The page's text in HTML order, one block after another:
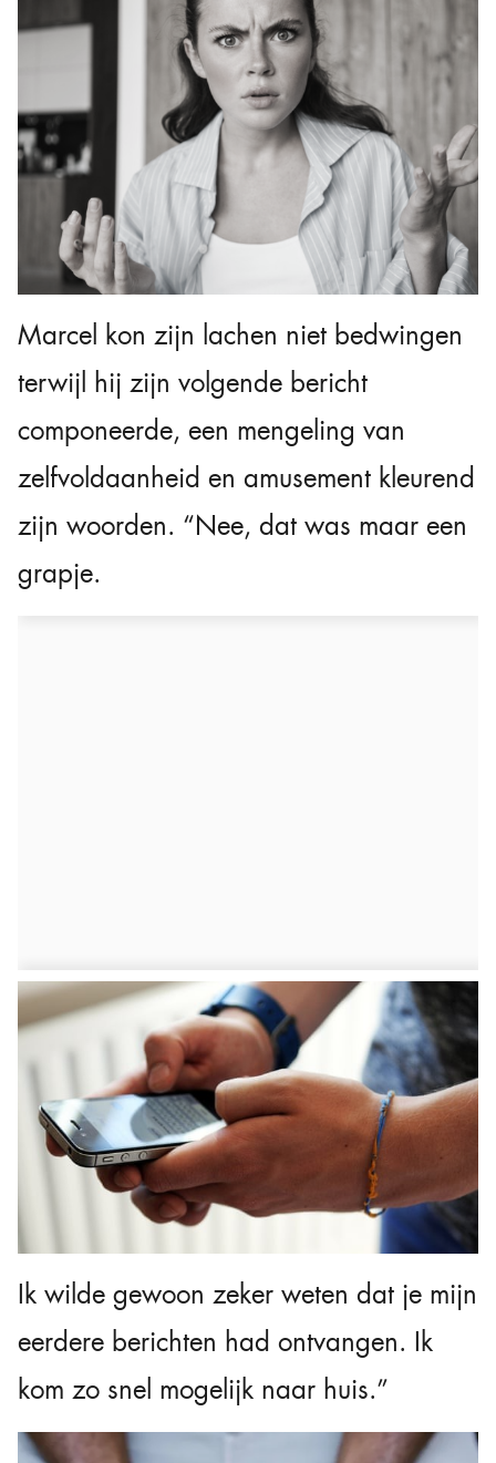
Marcel kon zijn lachen niet bedwingen
terwijl hij zijn volgende bericht
componeerde, een mengeling van
zelfvoldaanheid en amusement kleurend
zijn woorden. “Nee, dat was maar een
grapje.
Ik wilde gewoon zeker weten dat je mijn
eerdere berichten had ontvangen. Ik
kom zo snel mogelijk naar huis.”